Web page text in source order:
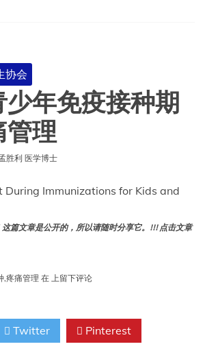
协会
年免疫接种期
管理
胜利 医学博士
During Immunizations for Kids and
这篇文章是公开的，所以请随时分享它。!!! 点击文章
,疼痛管理 在 儿
青
年
上留下评论
Twitter Pinterest